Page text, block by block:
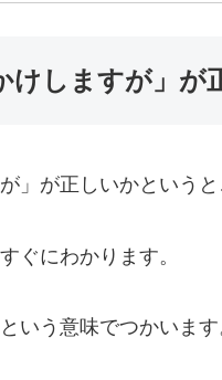
けしますが」が
」が正しいかという
ぐにわかります。
いう意味でつかいます